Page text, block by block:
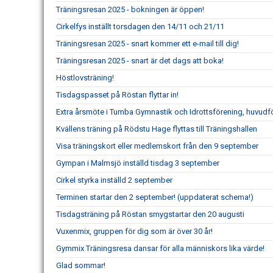
Träningsresan 2025 - bokningen är öppen!
Cirkelfys inställt torsdagen den 14/11 och 21/11
Träningsresan 2025 - snart kommer ett e-mail till dig!
Träningsresan 2025 - snart är det dags att boka!
Höstlovsträning!
Tisdagspasset på Röstan flyttar in!
Extra årsmöte i Tumba Gymnastik och Idrottsförening,
Kvällens träning på Rödstu Hage flyttas till Träningshallen
Visa träningskort eller medlemskort från den 9 september
Gympan i Malmsjö inställd tisdag 3 september
Cirkel styrka inställd 2 september
Terminen startar den 2 september! (uppdaterat schema!)
Tisdagsträning på Röstan smygstartar den 20 augusti
Vuxenmix, gruppen för dig som är över 30 år!
Gymmix Träningsresa dansar för alla människors lika värde!
Glad sommar!